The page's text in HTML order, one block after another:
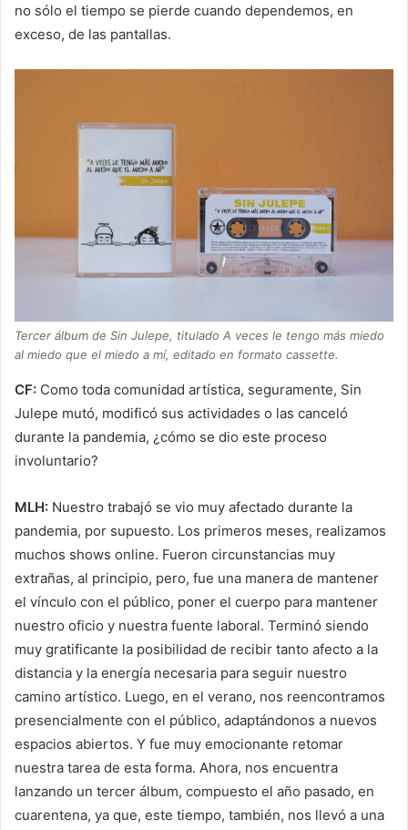
no sólo el tiempo se pierde cuando dependemos, en
exceso, de las pantallas.
Tercer álbum de Sin Julepe, titulado A veces le tengo más miedo
al miedo que el miedo a mí, editado en formato cassette.
CF: Como toda comunidad artística, seguramente, Sin
Julepe mutó, modificó sus actividades o las canceló
durante la pandemia, ¿cómo se dio este proceso
involuntario?
MLH: Nuestro trabajó se vio muy afectado durante la
pandemia, por supuesto. Los primeros meses, realizamos
muchos shows online. Fueron circunstancias muy
extrañas, al principio, pero, fue una manera de mantener
el vínculo con el público, poner el cuerpo para mantener
nuestro oficio y nuestra fuente laboral. Terminó siendo
muy gratificante la posibilidad de recibir tanto afecto a la
distancia y la energía necesaria para seguir nuestro
camino artístico. Luego, en el verano, nos reencontramos
presencialmente con el público, adaptándonos a nuevos
espacios abiertos. Y fue muy emocionante retomar
nuestra tarea de esta forma. Ahora, nos encuentra
lanzando un tercer álbum, compuesto el año pasado, en
cuarentena, ya que, este tiempo, también, nos llevó a una